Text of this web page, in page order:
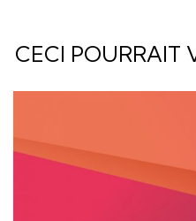
CECI POURRAIT